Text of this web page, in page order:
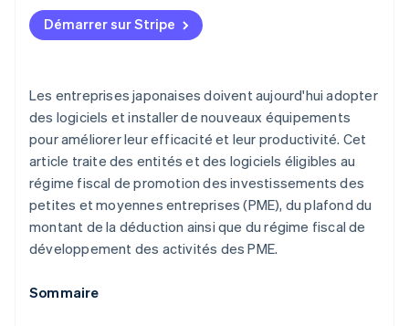
Plafonds prévus par le régime fiscal de promotion
des investissements des PME
Plafonds prévus par le régime fiscal de
développement des activités des PME
Démarrer sur Stripe
Les entreprises japonaises doivent aujourd'hui adopter
des logiciels et installer de nouveaux équipements
pour améliorer leur efficacité et leur productivité. Cet
article traite des entités et des logiciels éligibles au
régime fiscal de promotion des investissements des
petites et moyennes entreprises (PME), du plafond du
montant de la déduction ainsi que du régime fiscal de
développement des activités des PME.
Sommaire